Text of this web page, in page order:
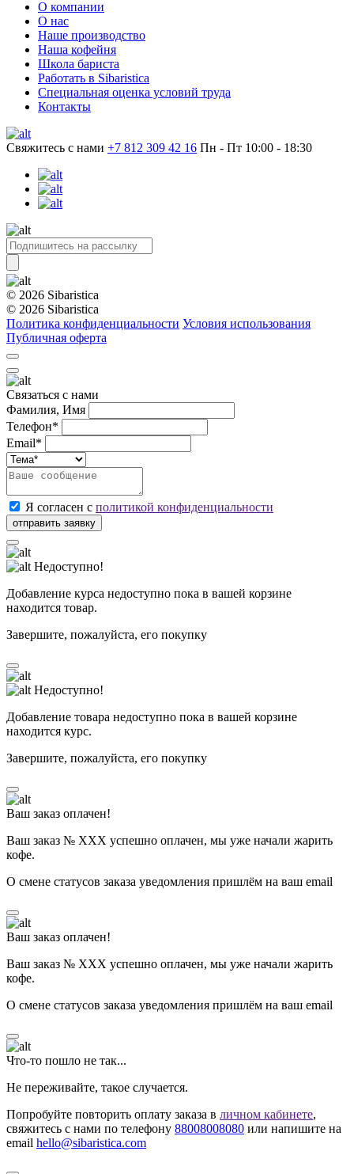
О компании
О нас
Наше производство
Наша кофейня
Школа бариста
Работать в Sibaristica
Специальная оценка условий труда
Контакты
Свяжитесь с нами +7 812 309 42 16 Пн - Пт 10:00 - 18:30
© 2026 Sibaristica
© 2026 Sibaristica
Политика конфиденциальности Условия использования
Публичная оферта
Связаться с нами
Фамилия, Имя
Телефон*
Email*
Я согласен с политикой конфиденциальности
Недоступно!
Добавление курса недоступно пока в вашей корзине
находится товар.
Завершите, пожалуйста, его покупку
Недоступно!
Добавление товара недоступно пока в вашей корзине
находится курс.
Завершите, пожалуйста, его покупку
Ваш заказ оплачен!
Ваш заказ № ХХХ успешно оплачен, мы уже начали жарить
кофе.
О смене статусов заказа уведомления пришлём на ваш email
Ваш заказ оплачен!
Ваш заказ № ХХХ успешно оплачен, мы уже начали жарить
кофе.
О смене статусов заказа уведомления пришлём на ваш email
Что-то пошло не так...
Не переживайте, такое случается.
Попробуйте повторить оплату заказа в личном кабинете,
свяжитесь с нами по телефону 88008008080 или напишите на
email hello@sibaristica.com